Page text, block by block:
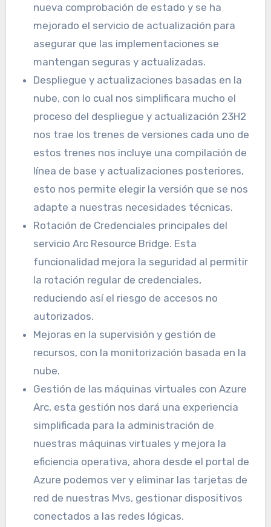
nueva comprobación de estado y se ha
mejorado el servicio de actualización para
asegurar que las implementaciones se
mantengan seguras y actualizadas.
Despliegue y actualizaciones basadas en la
nube, con lo cual nos simplificara mucho el
proceso del despliegue y actualización 23H2
nos trae los trenes de versiones cada uno de
estos trenes nos incluye una compilación de
línea de base y actualizaciones posteriores,
esto nos permite elegir la versión que se nos
adapte a nuestras necesidades técnicas.
Rotación de Credenciales principales del
servicio Arc Resource Bridge. Esta
funcionalidad mejora la seguridad al permitir
la rotación regular de credenciales,
reduciendo así el riesgo de accesos no
autorizados.
Mejoras en la supervisión y gestión de
recursos, con la monitorización basada en la
nube.
Gestión de las máquinas virtuales con Azure
Arc, esta gestión nos dará una experiencia
simplificada para la administración de
nuestras máquinas virtuales y mejora la
eficiencia operativa, ahora desde el portal de
Azure podemos ver y eliminar las tarjetas de
red de nuestras Mvs, gestionar dispositivos
conectados a las redes lógicas.